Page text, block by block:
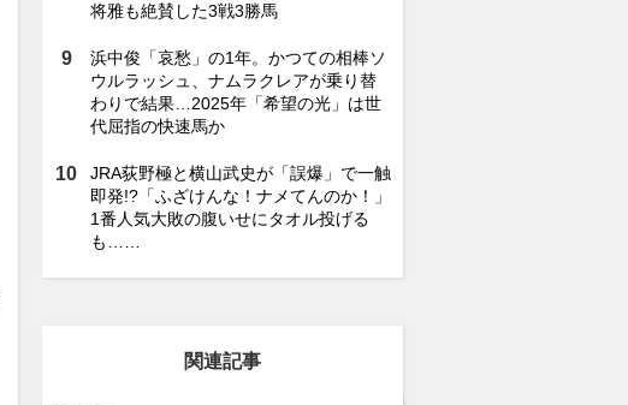
将雅も絶賛した3戦3勝馬
浜中俊「哀愁」の1年。かつての相棒ソ
ウルラッシュ、ナムラクレアが乗り替
わりで結果…2025年「希望の光」は世
代屈指の快速馬か
JRA荻野極と横山武史が「誤爆」で一触
即発!?「ふざけんな！ナメてんのか！」
1番人気大敗の腹いせにタオル投げる
も……
関連記事